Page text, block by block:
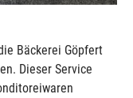
Bäckerei Göpfert
Dieser Service